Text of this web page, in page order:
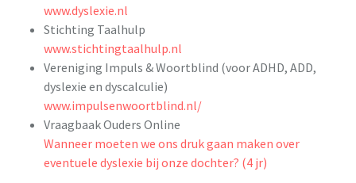
www.dyslexie.nl
Stichting Taalhulp
www.stichtingtaalhulp.nl
Vereniging Impuls & Woortblind (voor ADHD, ADD,
dyslexie en dyscalculie)
www.impulsenwoortblind.nl/
Vraagbaak Ouders Online
Wanneer moeten we ons druk gaan maken over
eventuele dyslexie bij onze dochter? (4 jr)